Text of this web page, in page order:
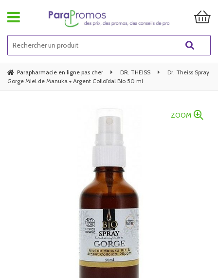
Parapharmacie en ligne pas cher DR. THEISS
Dr. Theiss Spray
Gorge Miel de Manuka + Argent Colloïdal Bio 50 ml
ZOOM